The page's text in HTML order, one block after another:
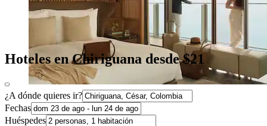
Hoteles en Chiriguana desde $21
¿A dónde quieres ir?
Fechas
Huéspedes